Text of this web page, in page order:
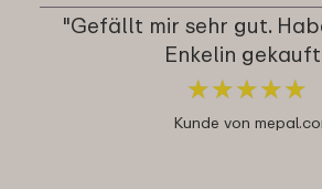
"Gefällt mir sehr gut.
Enkelin
★★★★★
★★★★★
Kunde von